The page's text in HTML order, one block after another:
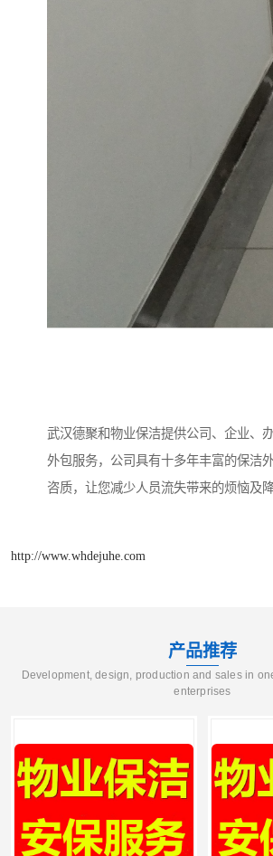
武汉德聚和物业保洁提供公司、企业、
外包服务，公司具有十多年丰富的保洁
咨质，让您减少人员流失带来的烦恼及
http://www.whdejuhe.com
产品推荐
Development, design, production and sales in
enterprises